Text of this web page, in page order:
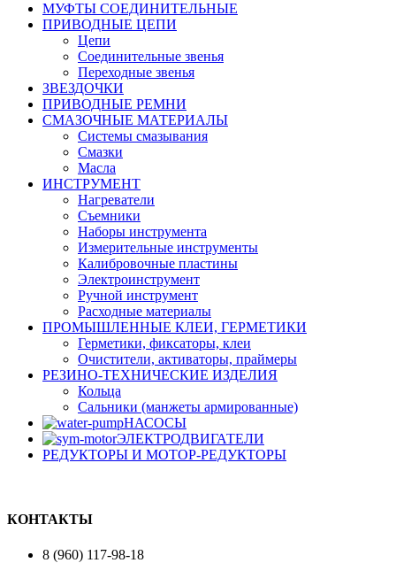
МУФТЫ СОЕДИНИТЕЛЬНЫЕ
ПРИВОДНЫЕ ЦЕПИ
Цепи
Соединительные звенья
Переходные звенья
ЗВЕЗДОЧКИ
ПРИВОДНЫЕ РЕМНИ
СМАЗОЧНЫЕ МАТЕРИАЛЫ
Системы смазывания
Смазки
Масла
ИНСТРУМЕНТ
Нагреватели
Съемники
Наборы инструмента
Измерительные инструменты
Калибровочные пластины
Электроинструмент
Ручной инструмент
Расходные материалы
ПРОМЫШЛЕННЫЕ КЛЕИ, ГЕРМЕТИКИ
Герметики, фиксаторы, клеи
Очистители, активаторы, праймеры
РЕЗИНО-ТЕХНИЧЕСКИЕ ИЗДЕЛИЯ
Кольца
Сальники (манжеты армированные)
НАСОСЫ
ЭЛЕКТРОДВИГАТЕЛИ
РЕДУКТОРЫ И МОТОР-РЕДУКТОРЫ
КОНТАКТЫ
8 (960) 117-98-18